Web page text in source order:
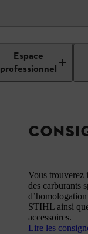
Espace
professionnel
Vous trouverez
des carburants
STIHL ainsi
accessoires.
Lire les